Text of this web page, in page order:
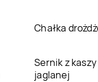
Chałka
Sernik z kaszy
jaglanej